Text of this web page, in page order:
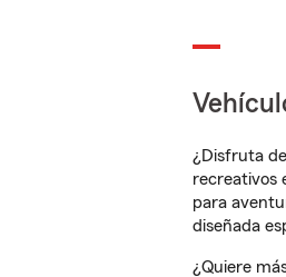
¿Disfruta
recreativos
para
diseñada
¿Quiere